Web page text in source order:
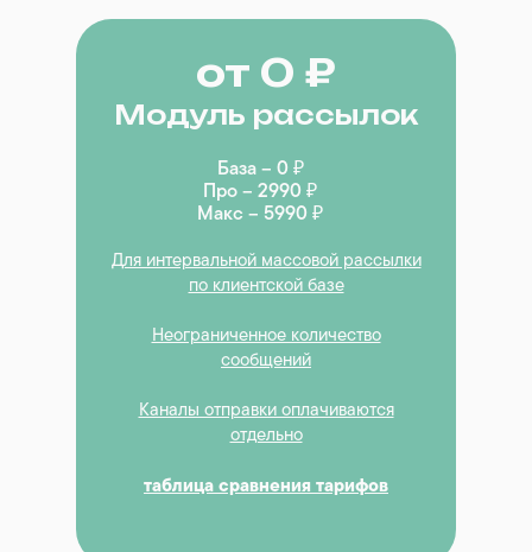
Модуль рассылок
от 0 ₽
Для интервальной массовой рассылки
по клиентской базе
Неограниченное количество
сообщений
Каналы отправки оплачиваются
отдельно
таблица сравнения тарифов
База – 0 ₽
Про – 2990 ₽
Макс – 5990 ₽